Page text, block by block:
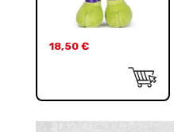
18,50 €